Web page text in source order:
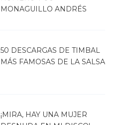
MONAGUILLO ANDRÉS
50 DESCARGAS DE TIMBAL
MÁS FAMOSAS DE LA SALSA
¡MIRA, HAY UNA MUJER